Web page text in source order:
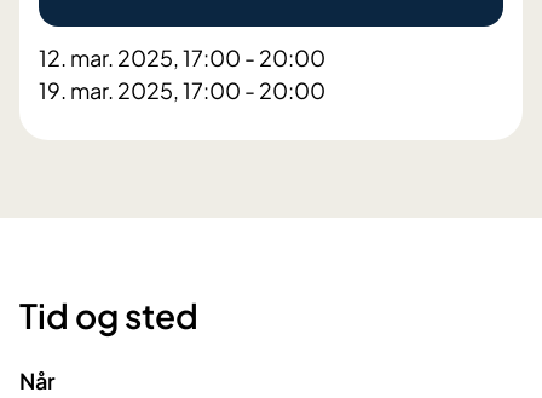
12. mar. 2025, 17:00 - 20:00
19. mar. 2025, 17:00 - 20:00
Tid og sted
Når